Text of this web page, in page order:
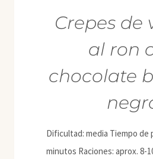
Crepes de
al ron
chocolate
Dificultad: media Tiempo de
minutos Raciones: aprox. 8-